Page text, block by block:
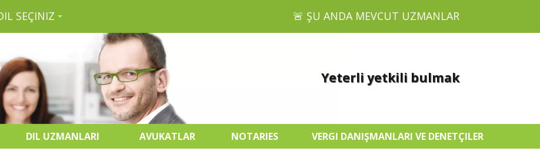
SEÇINIZ 🚨 ŞU ANDA MEVCUT UZMANLAR
Yeterli yetkili bulmak
DIL UZMANLARI AVUKATLAR NOTARIES VERGI DANIŞMANLARI VE DENETÇILER